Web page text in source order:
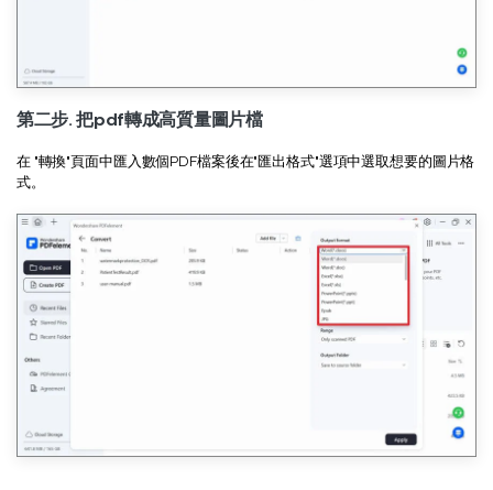
第二步. 把pdf轉成高質量圖片檔
在 "轉換"頁面中匯入數個PDF檔案後在"匯出格式"選項中選取想要的圖片格
式。